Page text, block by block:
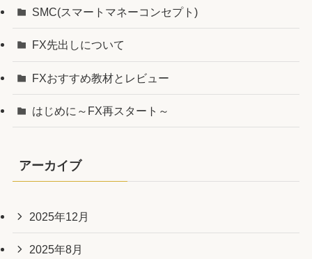
SMC(スマートマネーコンセプト)
FX先出しについて
FXおすすめ教材とレビュー
はじめに～FX再スタート～
アーカイブ
2025年12月
2025年8月